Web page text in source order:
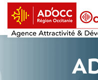
principal